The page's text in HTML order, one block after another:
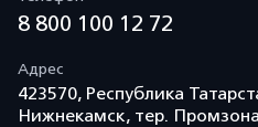
8 800 100 12 72
Адрес
423570, Республика
Нижнекамск, тер.